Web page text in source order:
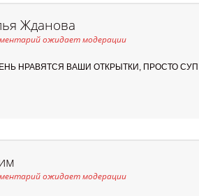
Жданова
ожидает модерации
НРАВЯТСЯ ВАШИ ОТКРЫТКИ, ПРОСТО
ожидает модерации